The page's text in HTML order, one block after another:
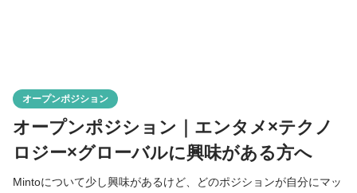
オープンポジション
オープンポジション｜エンタメ×テクノ
ロジー×グローバルに興味がある方へ
Mintoについて少し興味があるけど、どのポジションが自分にマッ